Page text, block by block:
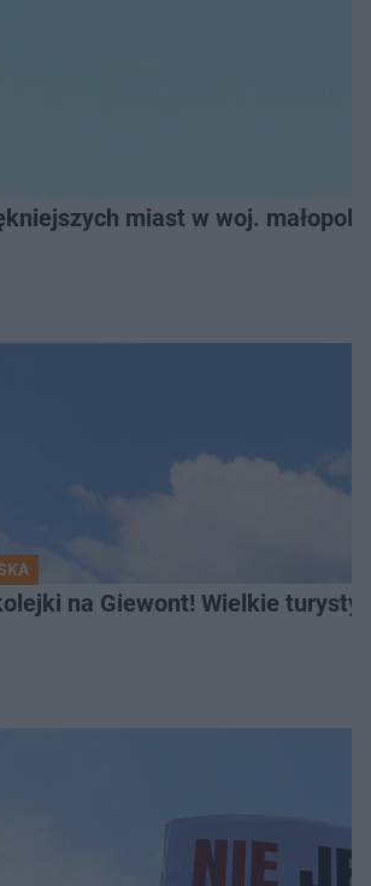
miast w woj.
na Giewont! Wielkie